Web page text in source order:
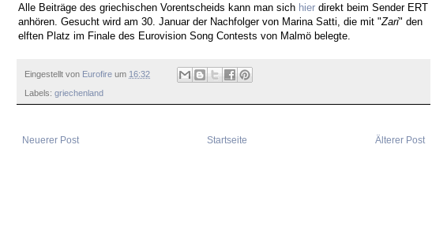
Alle Beiträge des griechischen Vorentscheids kann man sich hier direkt beim Sender ERT
anhören. Gesucht wird am 30. Januar der Nachfolger von Marina Satti, die mit "Zari" den
elften Platz im Finale des Eurovision Song Contests von Malmö belegte.
Eingestellt von Eurofire um 16:32
Labels: griechenland
Neuerer Post Älterer Post
Startseite